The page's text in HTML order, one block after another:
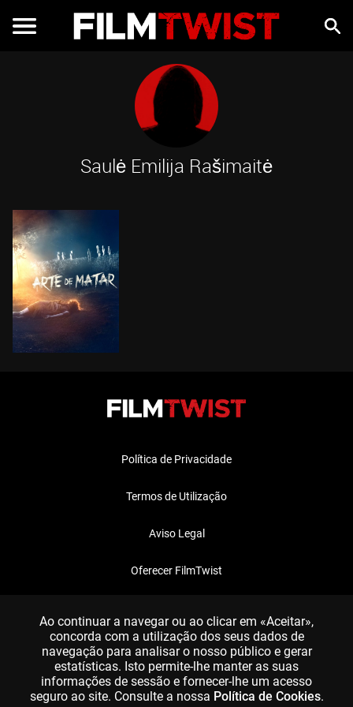
Saulė Emilija Rašimaitė
Política de Privacidade
Termos de Utilização
Aviso Legal
Oferecer FilmTwist
Ao continuar a navegar ou ao clicar em «Aceitar»,
concorda com a utilização dos seus dados de
navegação para analisar o nosso público e gerar
estatísticas. Isto permite-lhe manter as suas
informações de sessão e fornecer-lhe um acesso
seguro ao site. Consulte a nossa Política de Cookies.